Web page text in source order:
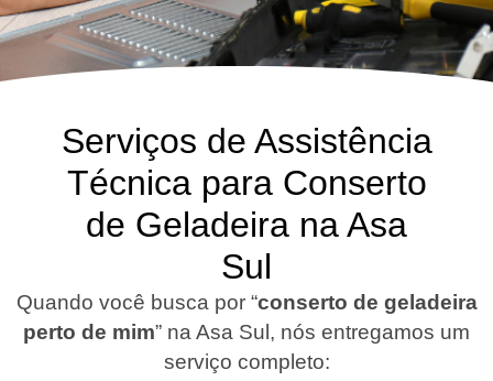
Serviços de Assistência
Técnica para Conserto
de Geladeira na Asa
Sul
Quando você busca por “conserto de geladeira
perto de mim” na Asa Sul, nós entregamos um
serviço completo: